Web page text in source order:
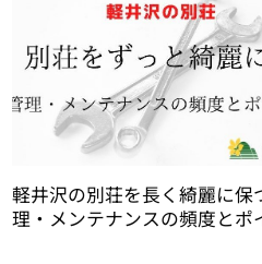
軽井沢の別荘を長く綺麗に保
理・メンテナンスの頻度とポ